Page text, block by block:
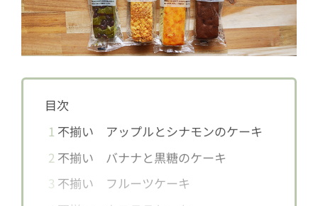
目次
1 不揃い アップルとシナモンのケーキ
2 不揃い バナナと黒糖のケーキ
3 不揃い フルーツケーキ